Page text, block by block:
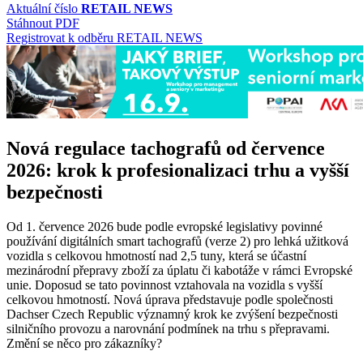
Aktuální číslo RETAIL NEWS
Stáhnout PDF
Registrovat k odběru RETAIL NEWS
Nová regulace tachografů od července
2026: krok k profesionalizaci trhu a vyšší
bezpečnosti
Od 1. července 2026 bude podle evropské legislativy povinné
používání digitálních smart tachografů (verze 2) pro lehká užitková
vozidla s celkovou hmotností nad 2,5 tuny, která se účastní
mezinárodní přepravy zboží za úplatu či kabotáže v rámci Evropské
unie. Doposud se tato povinnost vztahovala na vozidla s vyšší
celkovou hmotností. Nová úprava představuje podle společnosti
Dachser Czech Republic významný krok ke zvýšení bezpečnosti
silničního provozu a narovnání podmínek na trhu s přepravami.
Změní se něco pro zákazníky?